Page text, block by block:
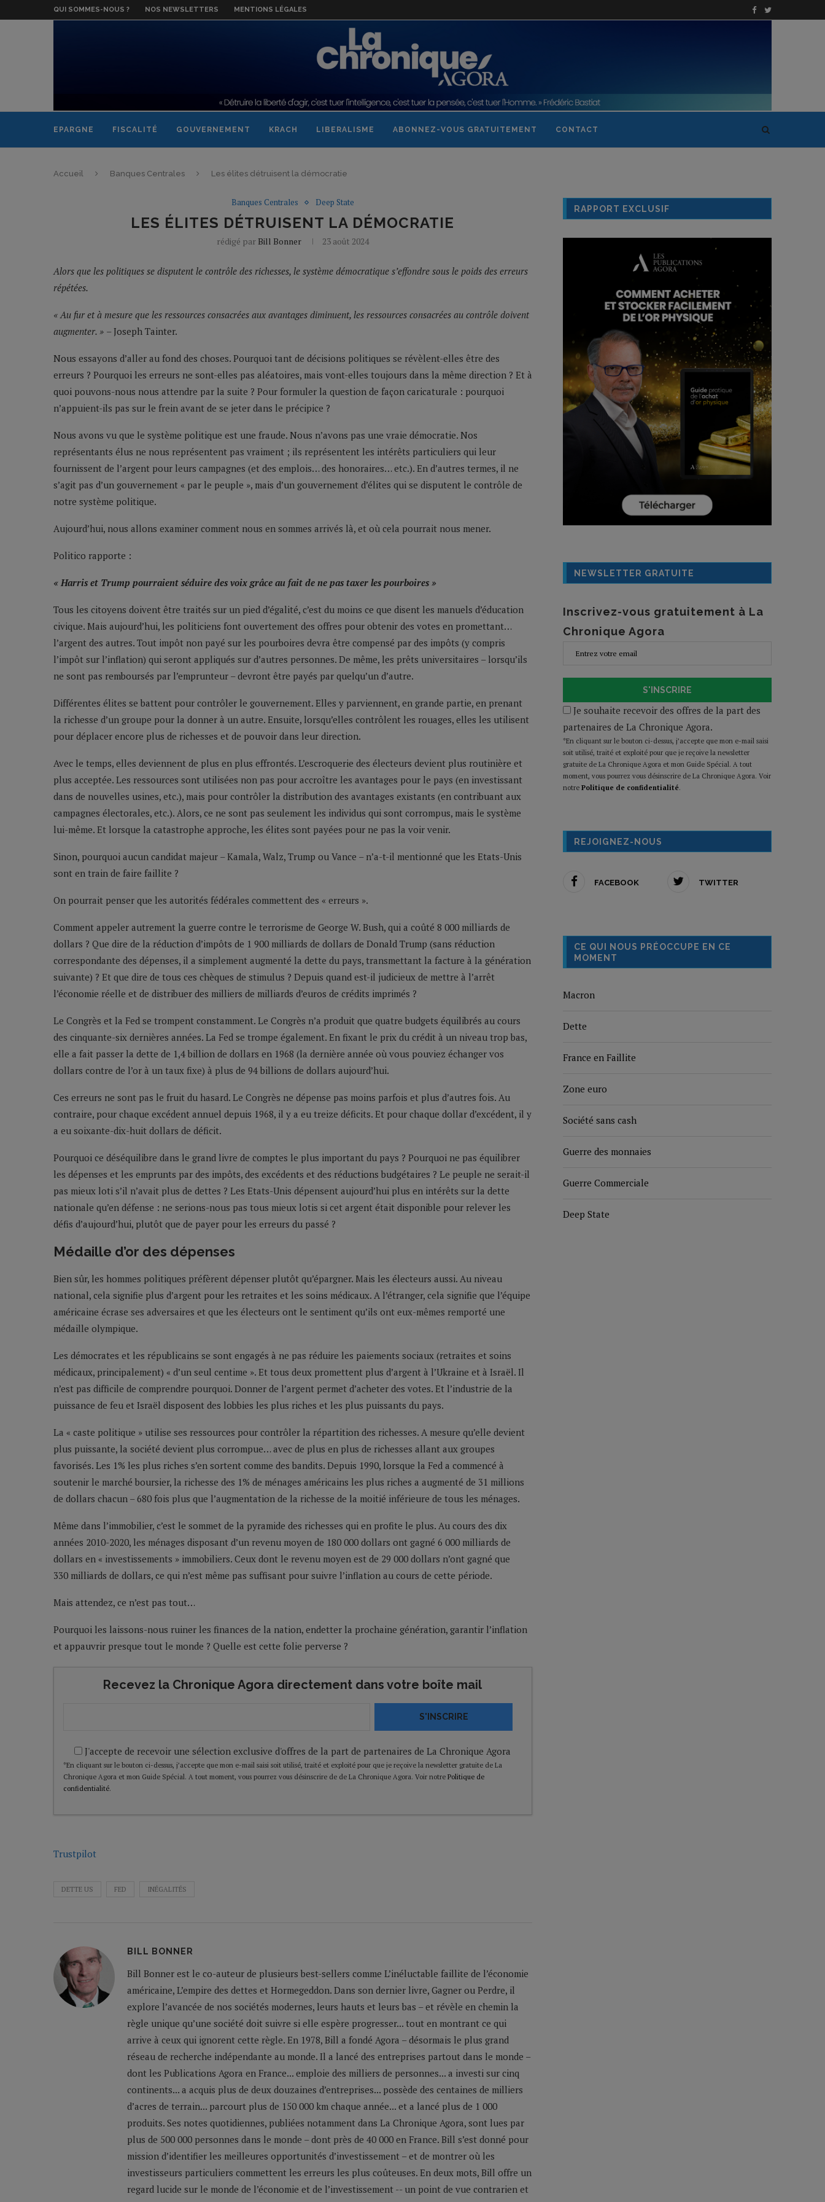
QUI SOMMES-NOUS ? NOS NEWSLETTERS MENTIONS LÉGALES
EPARGNE FISCALITÉ GOUVERNEMENT KRACH LIBERALISME ABONNEZ-VOUS GRATUITEMENT CONTACT
Accueil Banques Centrales Les élites détruisent la démocratie
Banques Centrales Deep State
LES ÉLITES DÉTRUISENT LA DÉMOCRATIE
rédigé par Bill Bonner 23 août 2024
Alors que les politiques se disputent le contrôle des richesses, le système démocratique s’effondre sous le poids des erreurs
répétées.
« Au fur et à mesure que les ressources consacrées aux avantages diminuent, les ressources consacrées au contrôle doivent
augmenter. » – Joseph Tainter.
Nous essayons d’aller au fond des choses. Pourquoi tant de décisions politiques se révèlent-elles être des
erreurs ? Pourquoi les erreurs ne sont-elles pas aléatoires, mais vont-elles toujours dans la même direction ? Et à
quoi pouvons-nous nous attendre par la suite ? Pour formuler la question de façon caricaturale : pourquoi
n’appuient-ils pas sur le frein avant de se jeter dans le précipice ?
Nous avons vu que le système politique est une fraude. Nous n’avons pas une vraie démocratie. Nos
représentants élus ne nous représentent pas vraiment ; ils représentent les intérêts particuliers qui leur
fournissent de l’argent pour leurs campagnes (et des emplois… des honoraires… etc.). En d’autres termes, il ne
s’agit pas d’un gouvernement « par le peuple », mais d’un gouvernement d’élites qui se disputent le contrôle de
notre système politique.
Aujourd’hui, nous allons examiner comment nous en sommes arrivés là, et où cela pourrait nous mener.
Politico rapporte :
« Harris et Trump pourraient séduire des voix grâce au fait de ne pas taxer les pourboires »
Tous les citoyens doivent être traités sur un pied d’égalité, c’est du moins ce que disent les manuels d’éducation
civique. Mais aujourd’hui, les politiciens font ouvertement des offres pour obtenir des votes en promettant…
l’argent des autres. Tout impôt non payé sur les pourboires devra être compensé par des impôts (y compris
l’impôt sur l’inflation) qui seront appliqués sur d’autres personnes. De même, les prêts universitaires – lorsqu’ils
ne sont pas remboursés par l’emprunteur – devront être payés par quelqu’un d’autre.
Différentes élites se battent pour contrôler le gouvernement. Elles y parviennent, en grande partie, en prenant
la richesse d’un groupe pour la donner à un autre. Ensuite, lorsqu’elles contrôlent les rouages, elles les utilisent
pour déplacer encore plus de richesses et de pouvoir dans leur direction.
Avec le temps, elles deviennent de plus en plus effrontés. L’escroquerie des électeurs devient plus routinière et
plus acceptée. Les ressources sont utilisées non pas pour accroître les avantages pour le pays (en investissant
dans de nouvelles usines, etc.), mais pour contrôler la distribution des avantages existants (en contribuant aux
campagnes électorales, etc.). Alors, ce ne sont pas seulement les individus qui sont corrompus, mais le système
lui-même. Et lorsque la catastrophe approche, les élites sont payées pour ne pas la voir venir.
Sinon, pourquoi aucun candidat majeur – Kamala, Walz, Trump ou Vance – n’a-t-il mentionné que les Etats-Unis
sont en train de faire faillite ?
On pourrait penser que les autorités fédérales commettent des « erreurs ».
Comment appeler autrement la guerre contre le terrorisme de George W. Bush, qui a coûté 8 000 milliards de
dollars ? Que dire de la réduction d’impôts de 1 900 milliards de dollars de Donald Trump (sans réduction
correspondante des dépenses, il a simplement augmenté la dette du pays, transmettant la facture à la génération
suivante) ? Et que dire de tous ces chèques de stimulus ? Depuis quand est-il judicieux de mettre à l’arrêt
l’économie réelle et de distribuer des milliers de milliards d’euros de crédits imprimés ?
Le Congrès et la Fed se trompent constamment. Le Congrès n’a produit que quatre budgets équilibrés au cours
des cinquante-six dernières années. La Fed se trompe également. En fixant le prix du crédit à un niveau trop bas,
elle a fait passer la dette de 1,4 billion de dollars en 1968 (la dernière année où vous pouviez échanger vos
dollars contre de l’or à un taux fixe) à plus de 94 billions de dollars aujourd’hui.
Ces erreurs ne sont pas le fruit du hasard. Le Congrès ne dépense pas moins parfois et plus d’autres fois. Au
contraire, pour chaque excédent annuel depuis 1968, il y a eu treize déficits. Et pour chaque dollar d’excédent, il y
a eu soixante-dix-huit dollars de déficit.
Pourquoi ce déséquilibre dans le grand livre de comptes le plus important du pays ? Pourquoi ne pas équilibrer
les dépenses et les emprunts par des impôts, des excédents et des réductions budgétaires ? Le peuple ne serait-il
pas mieux loti s’il n’avait plus de dettes ? Les Etats-Unis dépensent aujourd’hui plus en intérêts sur la dette
nationale qu’en défense : ne serions-nous pas tous mieux lotis si cet argent était disponible pour relever les
défis d’aujourd’hui, plutôt que de payer pour les erreurs du passé ?
Médaille d’or des dépenses
Bien sûr, les hommes politiques préfèrent dépenser plutôt qu’épargner. Mais les électeurs aussi. Au niveau
national, cela signifie plus d’argent pour les retraites et les soins médicaux. A l’étranger, cela signifie que l’équipe
américaine écrase ses adversaires et que les électeurs ont le sentiment qu’ils ont eux-mêmes remporté une
médaille olympique.
Les démocrates et les républicains se sont engagés à ne pas réduire les paiements sociaux (retraites et soins
médicaux, principalement) « d’un seul centime ». Et tous deux promettent plus d’argent à l’Ukraine et à Israël. Il
n’est pas difficile de comprendre pourquoi. Donner de l’argent permet d’acheter des votes. Et l’industrie de la
puissance de feu et Israël disposent des lobbies les plus riches et les plus puissants du pays.
La « caste politique » utilise ses ressources pour contrôler la répartition des richesses. A mesure qu’elle devient
plus puissante, la société devient plus corrompue… avec de plus en plus de richesses allant aux groupes
favorisés. Les 1% les plus riches s’en sortent comme des bandits. Depuis 1990, lorsque la Fed a commencé à
soutenir le marché boursier, la richesse des 1% de ménages américains les plus riches a augmenté de 31 millions
de dollars chacun – 680 fois plus que l’augmentation de la richesse de la moitié inférieure de tous les ménages.
Même dans l’immobilier, c’est le sommet de la pyramide des richesses qui en profite le plus. Au cours des dix
années 2010-2020, les ménages disposant d’un revenu moyen de 180 000 dollars ont gagné 6 000 milliards de
dollars en « investissements » immobiliers. Ceux dont le revenu moyen est de 29 000 dollars n’ont gagné que
330 milliards de dollars, ce qui n’est même pas suffisant pour suivre l’inflation au cours de cette période.
Mais attendez, ce n’est pas tout…
Pourquoi les laissons-nous ruiner les finances de la nation, endetter la prochaine génération, garantir l’inflation
et appauvrir presque tout le monde ? Quelle est cette folie perverse ?
Recevez la Chronique Agora directement dans votre boîte mail
S'INSCRIRE
J'accepte de recevoir une sélection exclusive d'offres de la part de partenaires de La Chronique Agora
*En cliquant sur le bouton ci-dessus, j’accepte que mon e-mail saisi soit utilisé, traité et exploité pour que je reçoive la newsletter gratuite de La
Chronique Agora et mon Guide Spécial. A tout moment, vous pourrez vous désinscrire de de La Chronique Agora. Voir notre Politique de
confidentialité.
Trustpilot
DETTE US FED INÉGALITÉS
BILL BONNER
Bill Bonner est le co-auteur de plusieurs best-sellers comme L’inéluctable faillite de l’économie
américaine, L’empire des dettes et Hormegeddon. Dans son dernier livre, Gagner ou Perdre, il
explore l’avancée de nos sociétés modernes, leurs hauts et leurs bas – et révèle en chemin la
règle unique qu’une société doit suivre si elle espère progresser... tout en montrant ce qui
arrive à ceux qui ignorent cette règle. En 1978, Bill a fondé Agora – désormais le plus grand
réseau de recherche indépendante au monde. Il a lancé des entreprises partout dans le monde –
dont les Publications Agora en France... emploie des milliers de personnes... a investi sur cinq
continents... a acquis plus de deux douzaines d’entreprises... possède des centaines de milliers
d’acres de terrain... parcourt plus de 150 000 km chaque année... et a lancé plus de 1 000
produits. Ses notes quotidiennes, publiées notamment dans La Chronique Agora, sont lues par
plus de 500 000 personnes dans le monde – dont près de 40 000 en France. Bill s’est donné pour
mission d’identifier les meilleures opportunités d’investissement – et de montrer où les
investisseurs particuliers commettent les erreurs les plus coûteuses. En deux mots, Bill offre un
regard lucide sur le monde de l’économie et de l’investissement -- un point de vue contrarien et
RAPPORT EXCLUSIF
NEWSLETTER GRATUITE
Inscrivez-vous gratuitement à La
Chronique Agora
S'INSCRIRE
Je souhaite recevoir des offres de la part des
partenaires de La Chronique Agora.
*En cliquant sur le bouton ci-dessus, j’accepte que mon e-mail saisi
soit utilisé, traité et exploité pour que je reçoive la newsletter
gratuite de La Chronique Agora et mon Guide Spécial. A tout
moment, vous pourrez vous désinscrire de La Chronique Agora. Voir
notre Politique de confidentialité.
REJOIGNEZ-NOUS
FACEBOOK TWITTER
CE QUI NOUS PRÉOCCUPE EN CE
MOMENT
Macron
Dette
France en Faillite
Zone euro
Société sans cash
Guerre des monnaies
Guerre Commerciale
Deep State